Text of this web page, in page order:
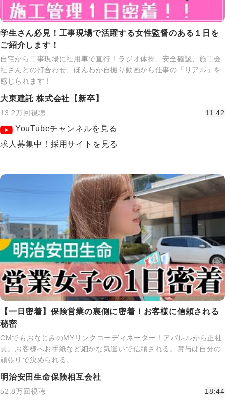
学生さん必見！工事現場で活躍する女性監督のある１日を
ご紹介します！
自宅から工事現場に社用車で直行！ラジオ体操、安全確認、施工会
社さんとの打合わせ、ほんわか自撮り動画から仕事の「リアル」を
感じられます！
大東建託 株式会社【新卒】
13.2万回視聴 11:42
YouTubeチャンネルを見る
求人募集中！採用サイトを見る
【一日密着】保険営業の裏側に密着！お客様に信頼される
秘密
CMでもおなじみのMYリンクコーディネーター！アパレルから正社
員。お客様へお手紙など細かな気遣いで信頼される。賞与は自分の
頑張りで決められる。
明治安田生命保険相互会社
52.8万回視聴 18:44